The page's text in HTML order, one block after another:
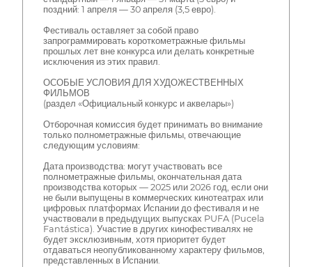
поздний: 1 апреля — 30 апреля (3,5 евро).
Фестиваль оставляет за собой право
запрограммировать короткометражные фильмы
прошлых лет вне конкурса или делать конкретные
исключения из этих правил.
ОСОБЫЕ УСЛОВИЯ ДЛЯ ХУДОЖЕСТВЕННЫХ
ФИЛЬМОВ
(раздел «Официальный конкурс и аквелары»)
Отборочная комиссия будет принимать во внимание
только полнометражные фильмы, отвечающие
следующим условиям:
Дата производства: могут участвовать все
полнометражные фильмы, окончательная дата
производства которых — 2025 или 2026 год, если они
не были выпущены в коммерческих кинотеатрах или
цифровых платформах Испании до фестиваля и не
участвовали в предыдущих выпусках PUFA (Pucela
Fantástica). Участие в других кинофестивалях не
будет эксклюзивным, хотя приоритет будет
отдаваться неопубликованному характеру фильмов,
представленных в Испании.